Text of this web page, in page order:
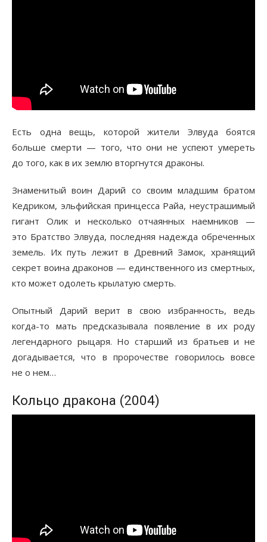
Есть одна вещь, которой жители Элвуда боятся
больше смерти — того, что они не успеют умереть
до того, как в их землю вторгнутся драконы.
Знаменитый воин Дарий со своим младшим братом
Кедриком, эльфийская принцесса Райа, неустрашимый
гигант Олик и несколько отчаянных наемников —
это Братство Элвуда, последняя надежда обреченных
земель. Их путь лежит в Древний Замок, хранящий
секрет воина драконов — единственного из смертных,
кто может одолеть крылатую смерть.
Опытный Дарий верит в свою избранность, ведь
когда-то мать предсказывала появление в их роду
легендарного рыцаря. Но старший из братьев и не
догадывается, что в пророчестве говорилось вовсе
не о нем…
Кольцо дракона (2004)